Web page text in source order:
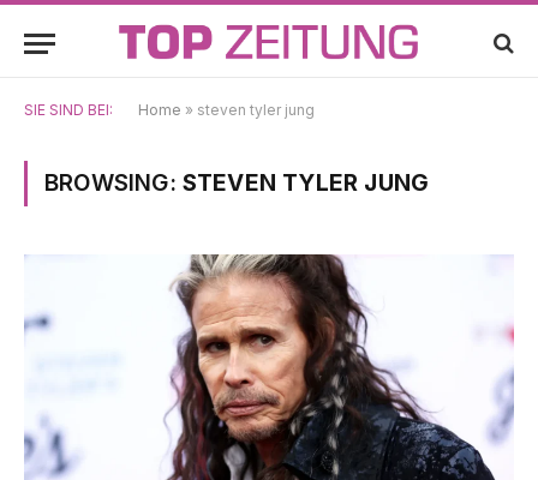
SIE SIND BEI: Home » steven tyler jung
BROWSING: STEVEN TYLER JUNG